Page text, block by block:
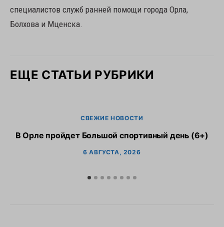
специалистов служб ранней помощи города Орла,
Болхова и Мценска.
ЕЩЕ СТАТЬИ РУБРИКИ
СВЕЖИЕ НОВОСТИ
В Орле пройдет Большой спортивный день (6+)
6 АВГУСТА, 2026